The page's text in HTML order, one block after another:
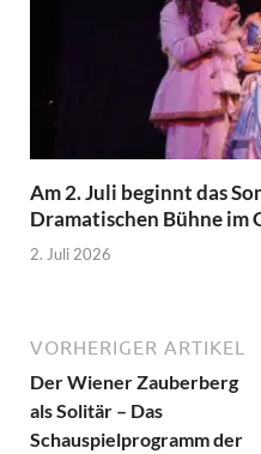
Am 2. Juli beginnt das
Dramatischen Bühne im
2. Juli 2026
VORHERIGER ARTIKEL
Der Wiener Zauberberg
als Solitär – Das
Schauspielprogramm der